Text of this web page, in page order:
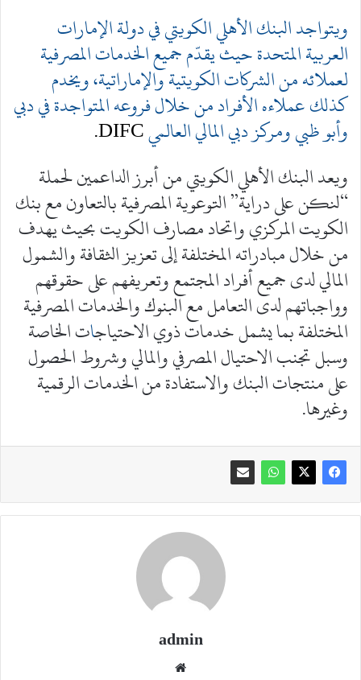
ويتواجد البنك الأهلي الكويتي في دولة الإمارات
العربية المتحدة حيث يقدّم جميع الخدمات المصرفية
لعملائه من الشركات الكويتية والإماراتية، ويخدم
كذلك عملاءه الأفراد من خلال فروعه المتواجدة في دبي
وأبو ظبي ومركز دبي المالي العالميDIFC.
ويعد البنك الأهلي الكويتي من أبرز الداعمين لحملة
“لنكن على دراية” التوعوية المصرفية بالتعاون مع بنك
الكويت المركزي واتحاد مصارف الكويت بحيث يهدف
من خلال مبادراته المختلفة إلى تعزيز الثقافة والشمول
المالي لدى جميع أفراد المجتمع وتعريفهم على حقوقهم
وواجباتهم لدى التعامل مع البنوك والخدمات المصرفية
المختلفة بما يشمل خدمات ذوي الاحتياجات الخاصة
وسبل تجنب الاحتيال المصرفي والمالي وشروط الحصول
على منتجات البنك والاستفادة من الخدمات الرقمية
وغيرها.
admin